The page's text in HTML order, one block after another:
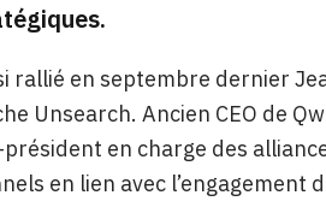
rallié en septembre dernier
Unsearch. Ancien CEO de
en charge des
en lien avec l’engagement